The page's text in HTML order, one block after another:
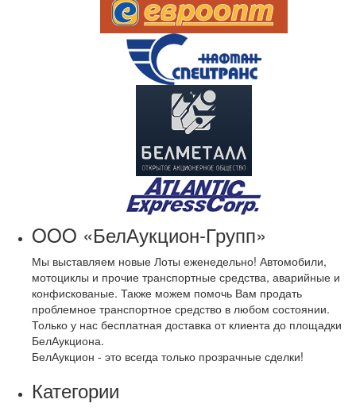
OOO «БелАукцион-Групп»
Мы выставляем новые Лоты еженедельно! Автомобили,
мотоциклы и прочие транспортные средства, аварийные и
конфискованые. Также можем помочь Вам продать
проблемное транспортное средство в любом состоянии.
Только у нас бесплатная доставка от клиента до площадки
БелАукциона.
БелАукцион - это всегда только прозрачные сделки!
Категории